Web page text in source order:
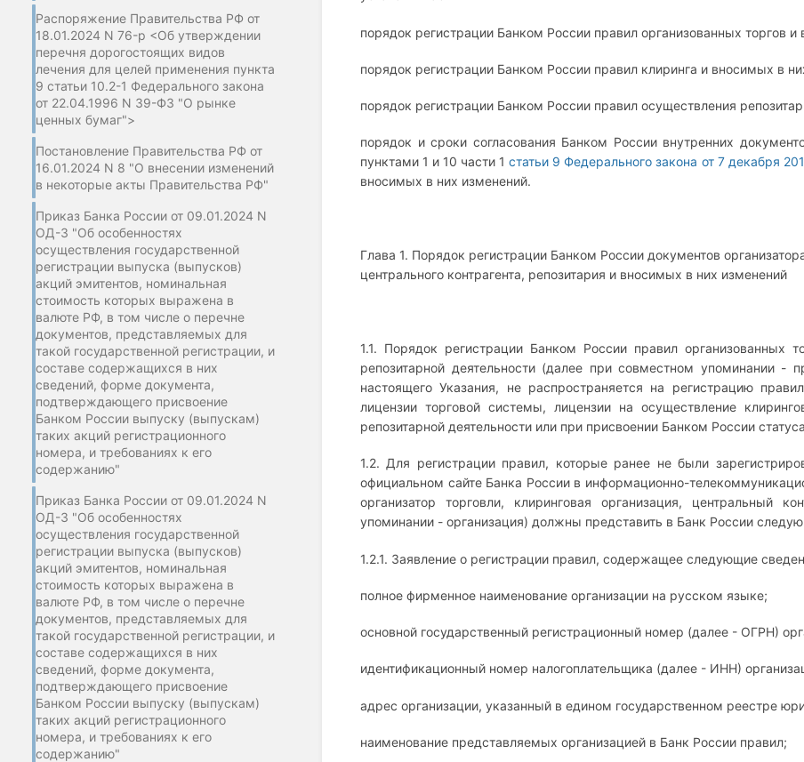
Распоряжение Правительства РФ от
18.01.2024 N 76-р <Об утверждении
перечня дорогостоящих видов
лечения для целей применения пункта
9 статьи 10.2-1 Федерального закона
от 22.04.1996 N 39-ФЗ "О рынке
ценных бумаг">
Постановление Правительства РФ от
16.01.2024 N 8 "О внесении изменений
в некоторые акты Правительства РФ"
Приказ Банка России от 09.01.2024 N
ОД-3 "Об особенностях
осуществления государственной
регистрации выпуска (выпусков)
акций эмитентов, номинальная
стоимость которых выражена в
валюте РФ, в том числе о перечне
документов, представляемых для
такой государственной регистрации, и
составе содержащихся в них
сведений, форме документа,
подтверждающего присвоение
Банком России выпуску (выпускам)
таких акций регистрационного
номера, и требованиях к его
содержанию"
Приказ Банка России от 09.01.2024 N
ОД-3 "Об особенностях
осуществления государственной
регистрации выпуска (выпусков)
акций эмитентов, номинальная
стоимость которых выражена в
валюте РФ, в том числе о перечне
документов, представляемых для
такой государственной регистрации, и
составе содержащихся в них
сведений, форме документа,
подтверждающего присвоение
Банком России выпуску (выпускам)
таких акций регистрационного
номера, и требованиях к его
содержанию"
порядок регистрации Банком России правил организованных торгов
порядок регистрации Банком России правил клиринга и вносимых в
порядок регистрации Банком России правил осуществления
порядок и сроки согласования Банком России внутренних
пунктами 1 и 10 части 1статьи 9 Федерального закона от 7 декабря
вносимых в них изменений.
Глава 1. Порядок регистрации Банком России документов
центрального контрагента, репозитария и вносимых в них изменений
1.1. Порядок регистрации Банком России правил организованных
репозитарной деятельности (далее при совместном упоминании -
настоящего Указания, не распространяется на регистрацию
лицензии торговой системы, лицензии на осуществление
репозитарной деятельности или при присвоении Банком России
1.2. Для регистрации правил, которые ранее не были
официальном сайте Банка России в информационно-
организатор торговли, клиринговая организация, центральный
упоминании - организация) должны представить в Банк России
1.2.1. Заявление о регистрации правил, содержащее следующие
полное фирменное наименование организации на русском языке;
основной государственный регистрационный номер (далее - ОГРН)
идентификационный номер налогоплательщика (далее - ИНН)
адрес организации, указанный в едином государственном реестре
наименование представляемых организацией в Банк России правил;